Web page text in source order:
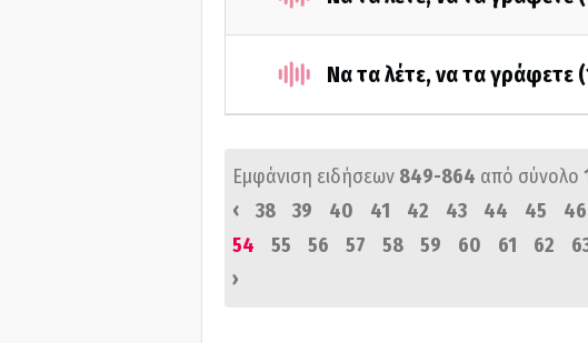
Να τα λέτε, να τα γράφετε
Εμφάνιση ειδήσεων 849-864 από σύνολο
‹
38 39 40 41 42 43 44 45 46
54
55 56 57 58 59 60 61 62
›